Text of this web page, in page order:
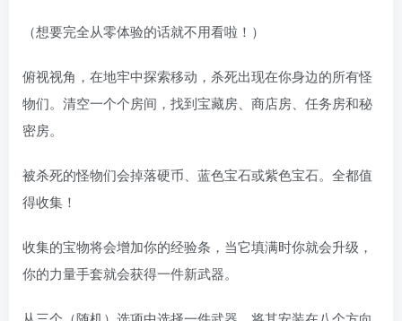
（想要完全从零体验的话就不用看啦！）
俯视视角，在地牢中探索移动，杀死出现在你身边的所有怪
物们。清空一个个房间，找到宝藏房、商店房、任务房和秘
密房。
被杀死的怪物们会掉落硬币、蓝色宝石或紫色宝石。全都值
得收集！
收集的宝物将会增加你的经验条，当它填满时你就会升级，
你的力量手套就会获得一件新武器。